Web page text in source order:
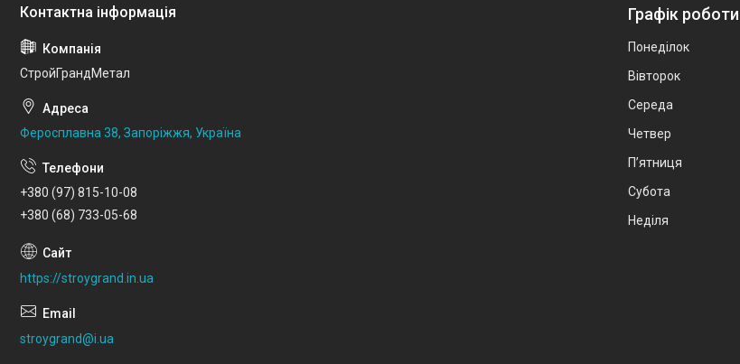
СтройГрандМетал
Феросплавна 38, Запоріжжя, Україна
+380 (97) 815-10-08
+380 (68) 733-05-68
https://stroygrand.in.ua
stroygrand@i.ua
Графік роботи
Понеділок
Вівторок
Середа
Четвер
Пʼятниця
Субота
Неділя